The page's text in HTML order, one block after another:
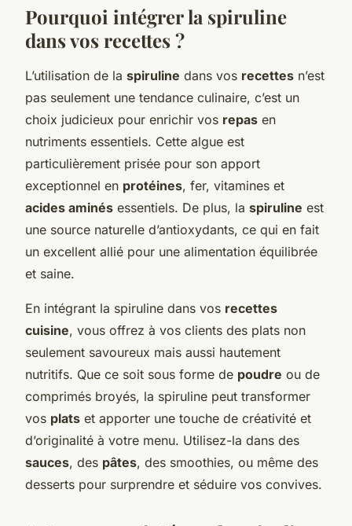
Pourquoi intégrer la spiruline
dans vos recettes ?
L’utilisation de la spiruline dans vos recettes n’est
pas seulement une tendance culinaire, c’est un
choix judicieux pour enrichir vos repas en
nutriments essentiels. Cette algue est
particulièrement prisée pour son apport
exceptionnel en protéines, fer, vitamines et
acides aminés essentiels. De plus, la spiruline est
une source naturelle d’antioxydants, ce qui en fait
un excellent allié pour une alimentation équilibrée
et saine.
En intégrant la spiruline dans vos recettes
cuisine, vous offrez à vos clients des plats non
seulement savoureux mais aussi hautement
nutritifs. Que ce soit sous forme de poudre ou de
comprimés broyés, la spiruline peut transformer
vos plats et apporter une touche de créativité et
d’originalité à votre menu. Utilisez-la dans des
sauces, des pâtes, des smoothies, ou même des
desserts pour surprendre et séduire vos convives.